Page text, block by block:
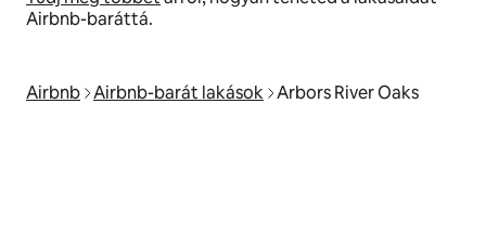
Airbnb-baráttá.
Airbnb Airbnb-barát lakások Arbors River Oaks